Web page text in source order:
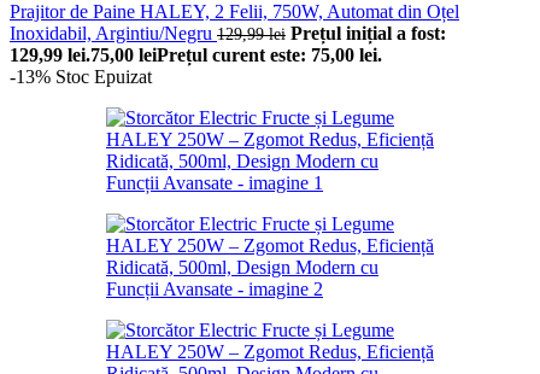
Prajitor de Paine HALEY, 2 Felii, 750W, Automat din Oțel
Inoxidabil, Argintiu/Negru 129,99lei Prețul inițial a fost:
129,99 lei.75,00 leiPrețul curent este: 75,00 lei.
-13% Stoc Epuizat